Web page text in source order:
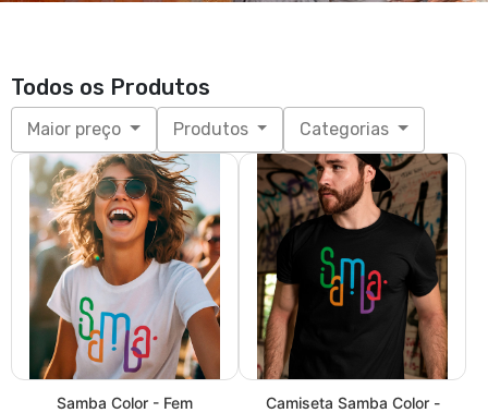
Todos os Produtos
Maior preço Produtos Categorias
Samba Color - Fem
Camiseta Samba Color -